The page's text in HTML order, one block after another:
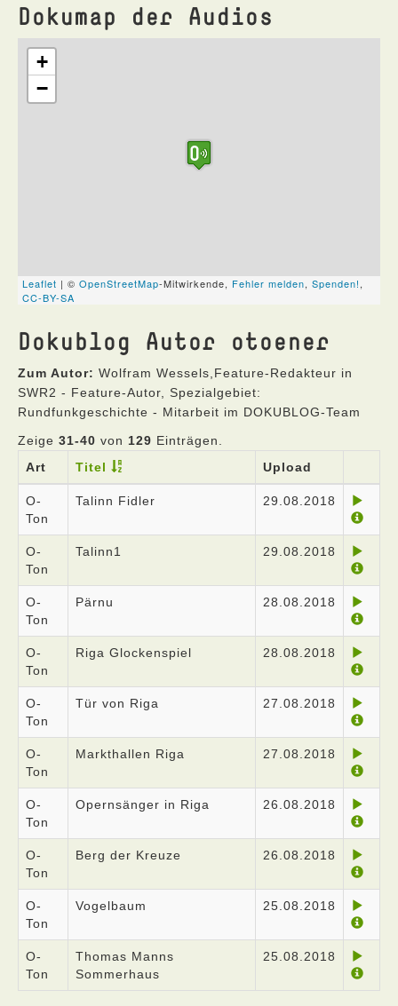
Dokumap der Audios
Dokublog Autor otoener
Zum Autor: Wolfram Wessels,Feature-Redakteur in
SWR2 - Feature-Autor, Spezialgebiet:
Rundfunkgeschichte - Mitarbeit im DOKUBLOG-Team
Zeige 31-40 von 129 Einträgen.
Art
Titel Upload
O-
Ton
Talinn Fidler 29.08.2018
O-
Ton
Talinn1 29.08.2018
O-
Ton
Pärnu 28.08.2018
O-
Ton
Riga Glockenspiel 28.08.2018
O-
Ton
Tür von Riga 27.08.2018
O-
Ton
Markthallen Riga 27.08.2018
O-
Ton
Opernsänger in Riga 26.08.2018
O-
Ton
Berg der Kreuze 26.08.2018
O-
Ton
Vogelbaum 25.08.2018
O-
Ton
Thomas Manns
Sommerhaus
25.08.2018